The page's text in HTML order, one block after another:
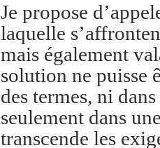
Je propose
laquelle
mais également
solution ne puisse
des termes, ni
seulement dans
transcende les